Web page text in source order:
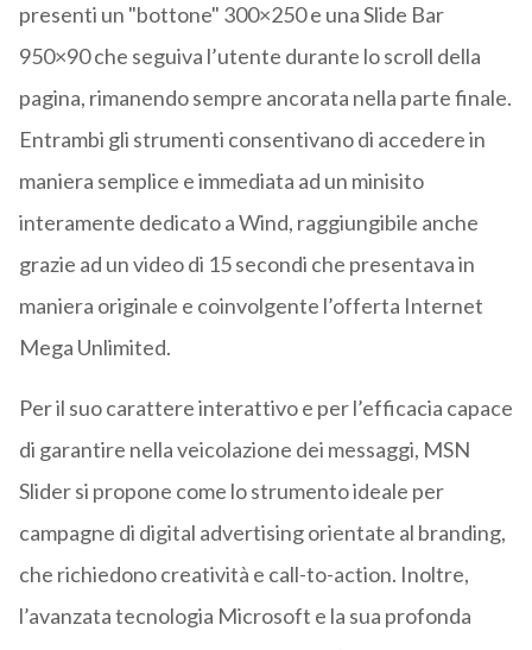
presenti un "bottone" 300×250 e una Slide Bar
950×90 che seguiva l’utente durante lo scroll della
pagina, rimanendo sempre ancorata nella parte finale.
Entrambi gli strumenti consentivano di accedere in
maniera semplice e immediata ad un minisito
interamente dedicato a Wind, raggiungibile anche
grazie ad un video di 15 secondi che presentava in
maniera originale e coinvolgente l’offerta Internet
Mega Unlimited.
Per il suo carattere interattivo e per l’efficacia capace
di garantire nella veicolazione dei messaggi, MSN
Slider si propone come lo strumento ideale per
campagne di digital advertising orientate al branding,
che richiedono creatività e call-to-action. Inoltre,
l’avanzata tecnologia Microsoft e la sua profonda